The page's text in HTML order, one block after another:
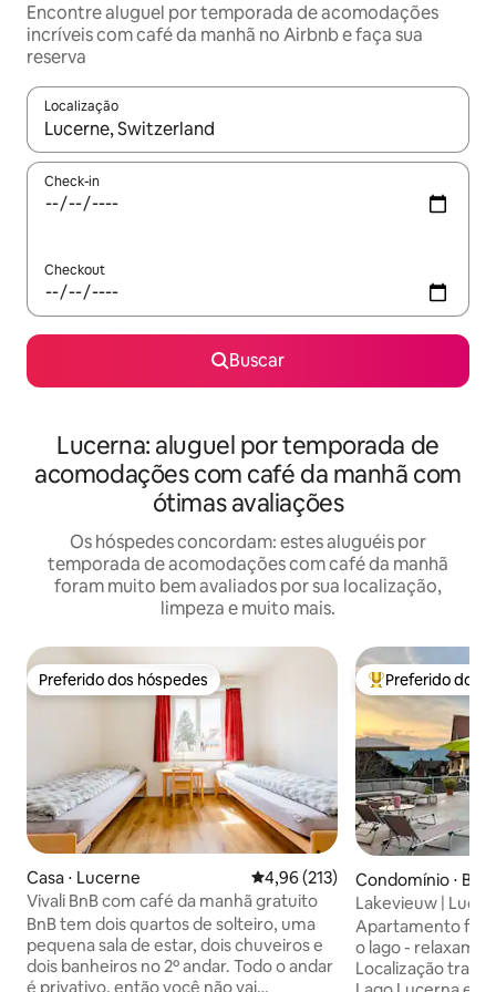
Encontre aluguel por temporada de acomodações
incríveis com café da manhã no Airbnb e faça sua
reserva
Localização
Quando os resultados estiverem disponíveis, explore-os
Check-in
Checkout
Buscar
Lucerna: aluguel por temporada de
acomodações com café da manhã com
ótimas avaliações
Os hóspedes concordam: estes aluguéis por
temporada de acomodações com café da manhã
foram muito bem avaliados por sua localização,
limpeza e muito mais.
Preferido dos hóspedes
Preferido dos hóspedes
Casa ⋅ Lucerne 4,96 de uma avaliação média de
4,96 (213)
Vivali BnB com café da manhã gratuito
BnB tem dois quartos de solteiro, uma
pequena sala de estar, dois chuveiros e
dois banheiros no 2º andar. Todo o andar
é privativo, então você não vai
Entre os
Preferido dos
Condomínio ⋅
Lakevieuw |
Pilatus
Apartamento
o lago -
Localização